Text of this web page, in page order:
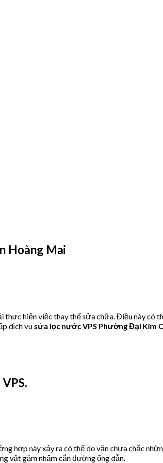
Hoàng Mai
hiện việc thay thế sửa chữa. Điều này có
dịch vụ sửa lọc nước VPS Phường Đại Kim
hợp này xảy ra có thể do vặn chưa chắc
vật gặm nhấm cắn đường ống dẫn.